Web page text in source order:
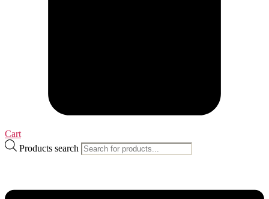
Cart
Products search